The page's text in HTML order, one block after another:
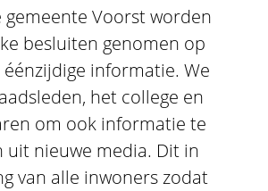
gemeente Voorst worden
besluiten genomen op
éénzijdige informatie. We
het college en
om ook informatie te
uit nieuwe media. Dit in
van alle inwoners zodat